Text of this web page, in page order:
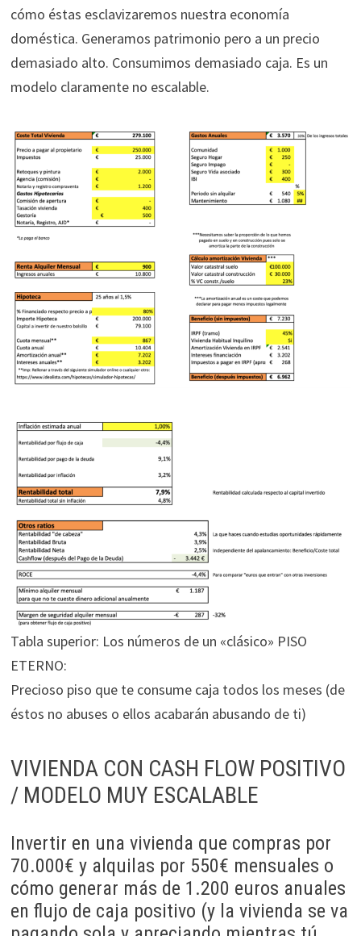
cómo éstas esclavizaremos nuestra economía
doméstica. Generamos patrimonio pero a un precio
demasiado alto. Consumimos demasiado caja. Es un
modelo claramente no escalable.
Tabla superior: Los números de un «clásico» PISO
ETERNO:
Precioso piso que te consume caja todos los meses (de
éstos no abuses o ellos acabarán abusando de ti)
VIVIENDA CON CASH FLOW POSITIVO
/ MODELO MUY ESCALABLE
Invertir en una vivienda que compras por
70.000€ y alquilas por 550€ mensuales o
cómo generar más de 1.200 euros anuales
en flujo de caja positivo (y la vivienda se va